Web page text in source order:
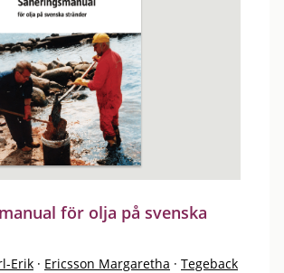
för olja på svenska
Erik · Ericsson Margaretha · Tegeback